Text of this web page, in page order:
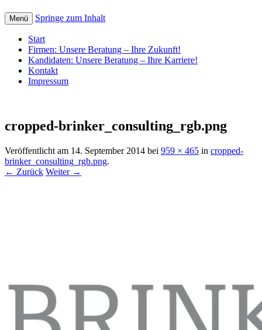
Menü Springe zum Inhalt
Start
Firmen: Unsere Beratung – Ihre Zukunft!
Kandidaten: Unsere Beratung – Ihre Karriere!
Kontakt
Impressum
cropped-brinker_consulting_rgb.png
Veröffentlicht am 14. September 2014 bei 959 × 465 in cropped-
brinker_consulting_rgb.png.
← Zurück Weiter →